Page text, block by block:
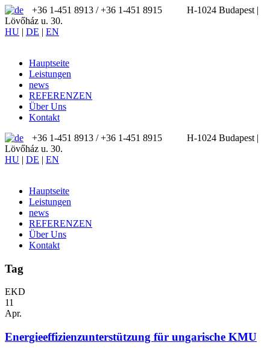
+36 1-451 8913 / ‪+36 1-451 8915
H-1024 Budapest |
Lövőház u. 30.
HU | DE | EN
Hauptseite
Leistungen
news
REFERENZEN
Über Uns
Kontakt
+36 1-451 8913 / ‪+36 1-451 8915
H-1024 Budapest |
Lövőház u. 30.
HU | DE | EN
Hauptseite
Leistungen
news
REFERENZEN
Über Uns
Kontakt
Tag
EKD
11
Apr.
Energieeffizienzunterstützung für ungarische KMU